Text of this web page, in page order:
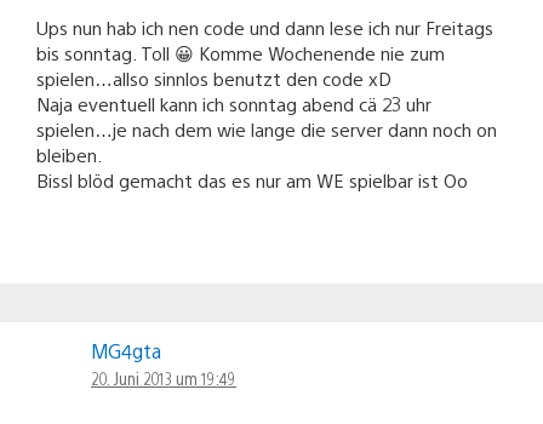
Ups nun hab ich nen code und dann lese ich nur Freitags
bis sonntag. Toll 😀 Komme Wochenende nie zum
spielen…allso sinnlos benutzt den code xD
Naja eventuell kann ich sonntag abend cä 23 uhr
spielen…je nach dem wie lange die server dann noch on
bleiben.
Bissl blöd gemacht das es nur am WE spielbar ist Oo
MG4gta
20. Juni 2013 um 19:49